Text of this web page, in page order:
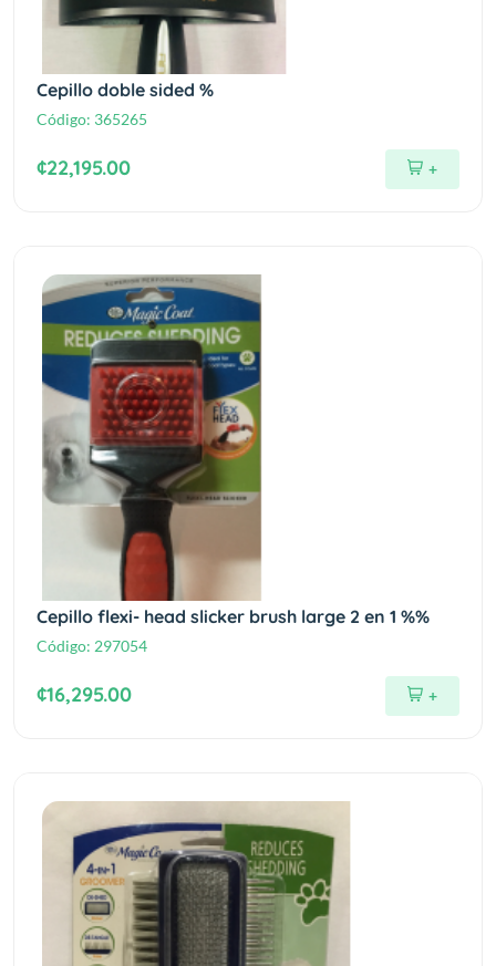
Cepillo doble sided %
Código: 365265
¢22,195.00 +
Cepillo flexi- head slicker brush large 2 en 1 %%
Código: 297054
¢16,295.00 +